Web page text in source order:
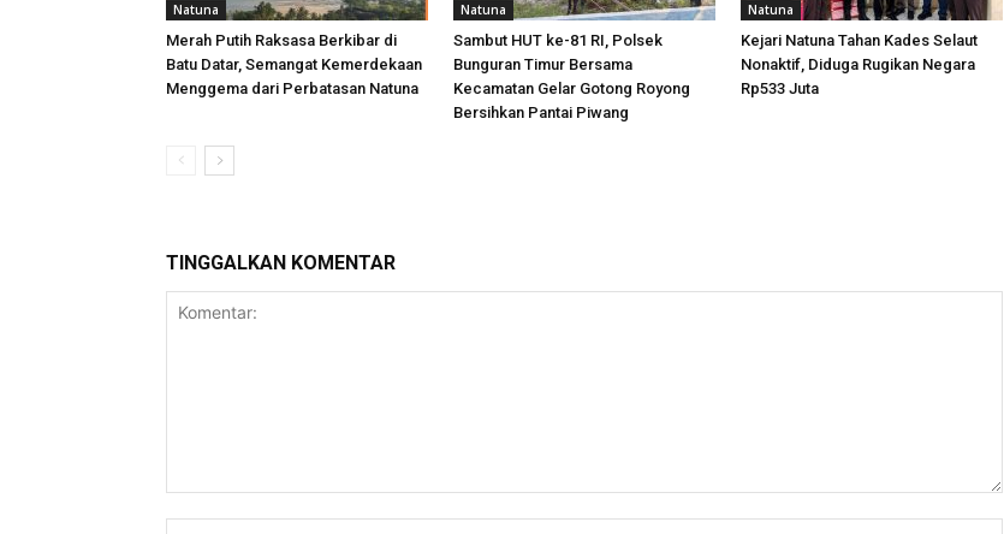
Natuna
Merah Putih Raksasa Berkibar di
Batu Datar, Semangat Kemerdekaan
Menggema dari Perbatasan Natuna
Natuna
Sambut HUT ke-81 RI, Polsek
Bunguran Timur Bersama
Kecamatan Gelar Gotong Royong
Bersihkan Pantai Piwang
Natuna
Kejari Natuna Tahan Kades Selaut
Nonaktif, Diduga Rugikan Negara
Rp533 Juta
TINGGALKAN KOMENTAR